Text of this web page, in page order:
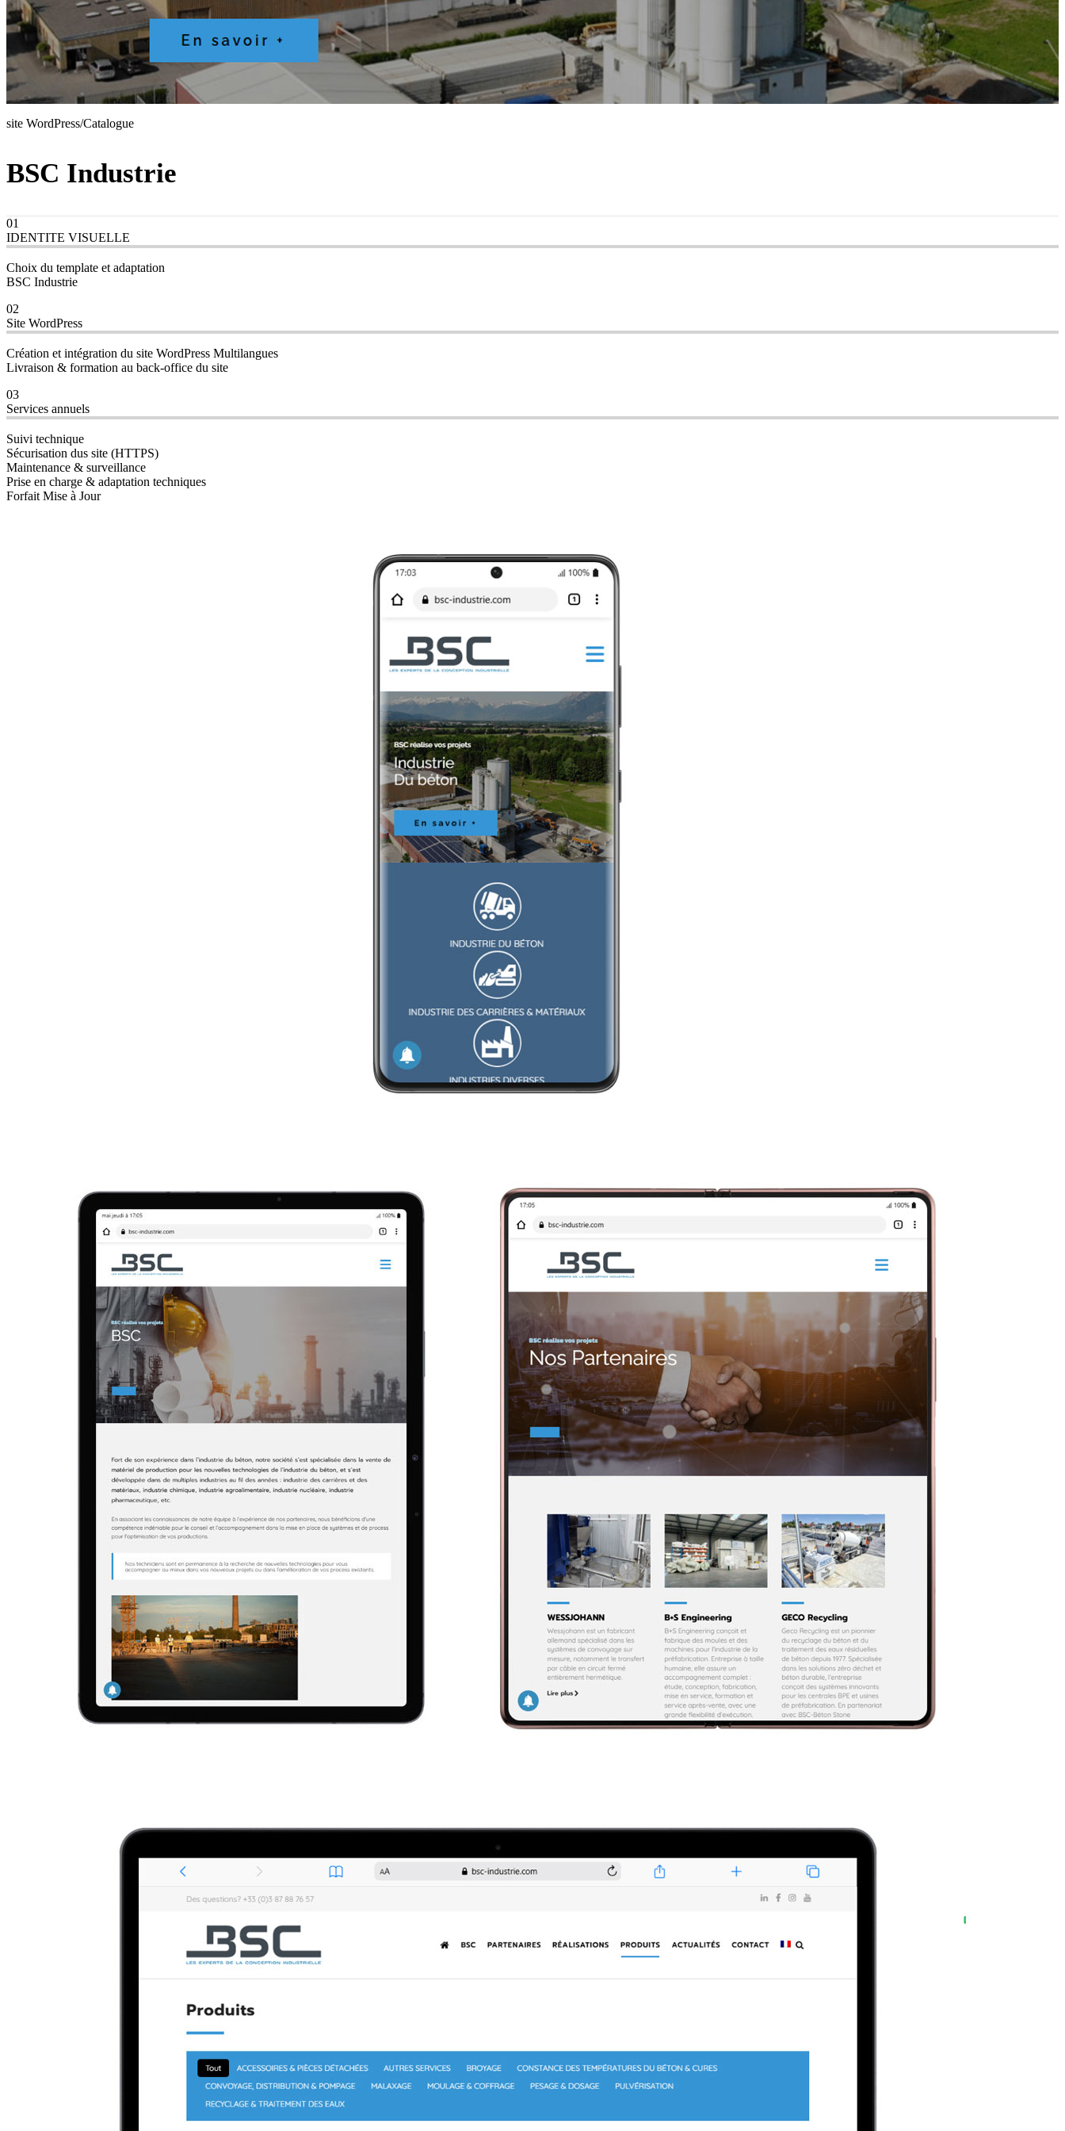
site WordPress/Catalogue
BSC Industrie
01
IDENTITE VISUELLE
Choix du template et adaptation
BSC Industrie
02
Site WordPress
Création et intégration du site WordPress Multilangues
Livraison & formation au back-office du site
03
Services annuels
Suivi technique
Sécurisation dus site (HTTPS)
Maintenance & surveillance
Prise en charge & adaptation techniques
Forfait Mise à Jour